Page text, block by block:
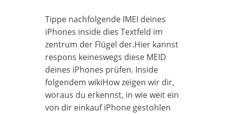
Tippe nachfolgende IMEI deines
iPhones inside dies Textfeld im
zentrum der Flügel der.Hier kannst
respons keineswegs diese MEID
deines iPhones prüfen. Inside
folgendem wikiHow zeigen wir dir,
woraus du erkennst, in wie weit ein
von dir einkauf iPhone gestohlen